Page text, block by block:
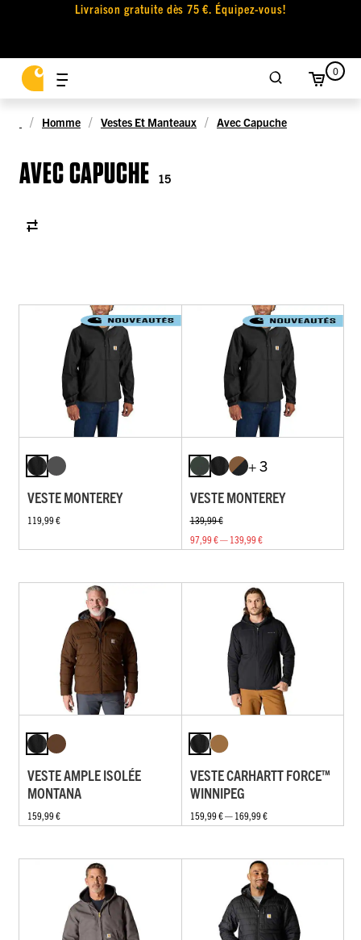
Livraison gratuite dès 75 €. Équipez-vous!
0
Homme Vestes Et Manteaux Avec Capuche
AVEC CAPUCHE 15
VESTE MONTEREY
119,99 €
+ 3
VESTE MONTEREY
139,99 €
97,99 € — 139,99 €
VESTE AMPLE ISOLÉE
MONTANA
159,99 €
VESTE CARHARTT FORCE™
WINNIPEG
159,99 € — 169,99 €